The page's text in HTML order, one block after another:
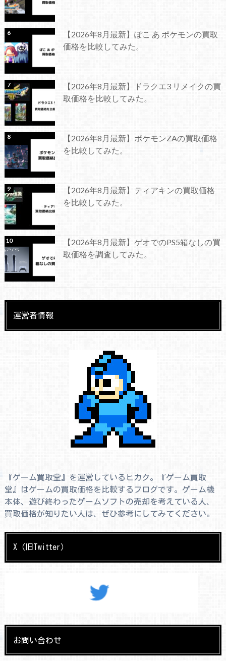
【2026年8月最新】ぽこ あ ポケモンの買取
価格を比較してみた。
【2026年8月最新】ドラクエ3 リメイクの買
取価格を比較してみた。
【2026年8月最新】ポケモンZAの買取価格
を比較してみた。
【2026年8月最新】ティアキンの買取価格
を比較してみた。
【2026年8月最新】ゲオでのPS5箱なしの買
取価格を調査してみた。
運営者情報
『ゲーム買取堂』を運営しているヒカク。『ゲーム買取
堂』はゲームの買取価格を比較するブログです。ゲーム機
本体、遊び終わったゲームソフトの売却を考えている人、
買取価格が知りたい人は、ぜひ参考にしてみてください。
X（旧Twitter）
お問い合わせ